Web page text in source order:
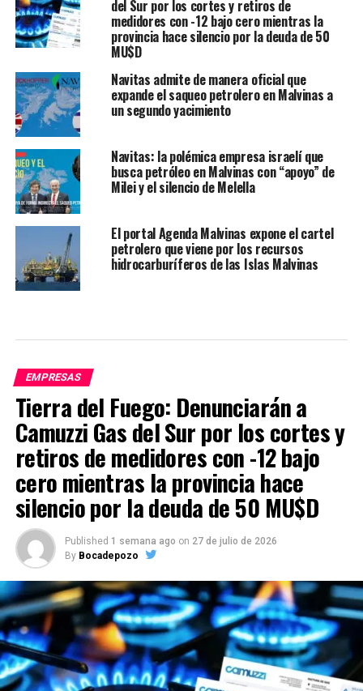
del Sur por los cortes y retiros de
medidores con -12 bajo cero mientras la
provincia hace silencio por la deuda de 50
MU$D
Navitas admite de manera oficial que
expande el saqueo petrolero en Malvinas a
un segundo yacimiento
Navitas: la polémica empresa israelí que
busca petróleo en Malvinas con “apoyo” de
Milei y el silencio de Melella
El portal Agenda Malvinas expone el cartel
petrolero que viene por los recursos
hidrocarburíferos de las Islas Malvinas
EMPRESAS
Tierra del Fuego: Denunciarán a
Camuzzi Gas del Sur por los cortes y
retiros de medidores con -12 bajo
cero mientras la provincia hace
silencio por la deuda de 50 MU$D
Published 1 semana ago on 27 de julio de 2026
By Bocadepozo